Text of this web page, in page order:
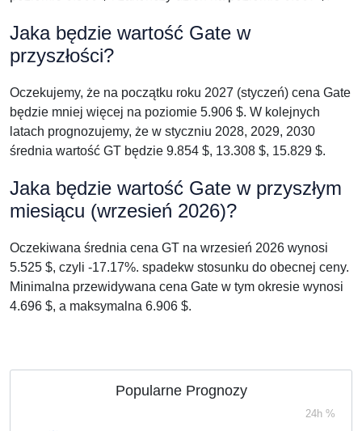
Jaka będzie wartość Gate w
przyszłości?
Oczekujemy, że na początku roku 2027 (styczeń) cena Gate
będzie mniej więcej na poziomie 5.906 $. W kolejnych
latach prognozujemy, że w styczniu 2028, 2029, 2030
średnia wartość GT będzie 9.854 $, 13.308 $, 15.829 $.
Jaka będzie wartość Gate w przyszłym
miesiącu (wrzesień 2026)?
Oczekiwana średnia cena GT na wrzesień 2026 wynosi
5.525 $, czyli -17.17%. spadekw stosunku do obecnej ceny.
Minimalna przewidywana cena Gate w tym okresie wynosi
4.696 $, a maksymalna 6.906 $.
Popularne Prognozy
24h %